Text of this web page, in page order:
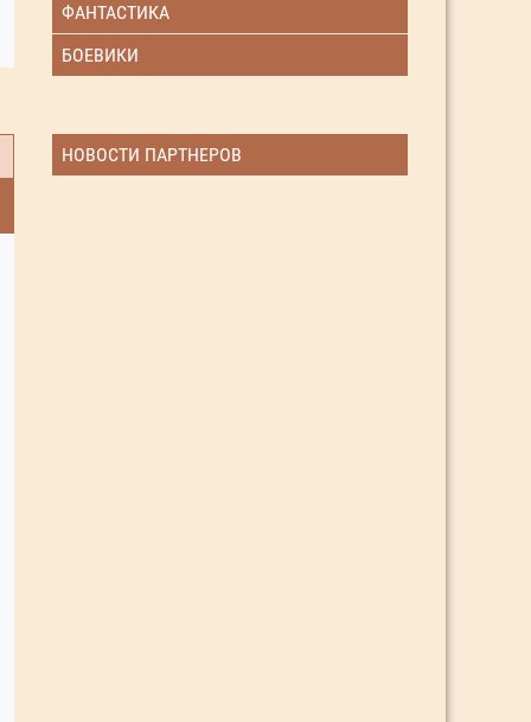
ФАНТАСТИКА
БОЕВИКИ
НОВОСТИ ПАРТНЕРОВ